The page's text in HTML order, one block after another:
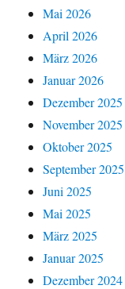
Mai 2026
April 2026
März 2026
Januar 2026
Dezember 2025
November 2025
Oktober 2025
September 2025
Juni 2025
Mai 2025
März 2025
Januar 2025
Dezember 2024